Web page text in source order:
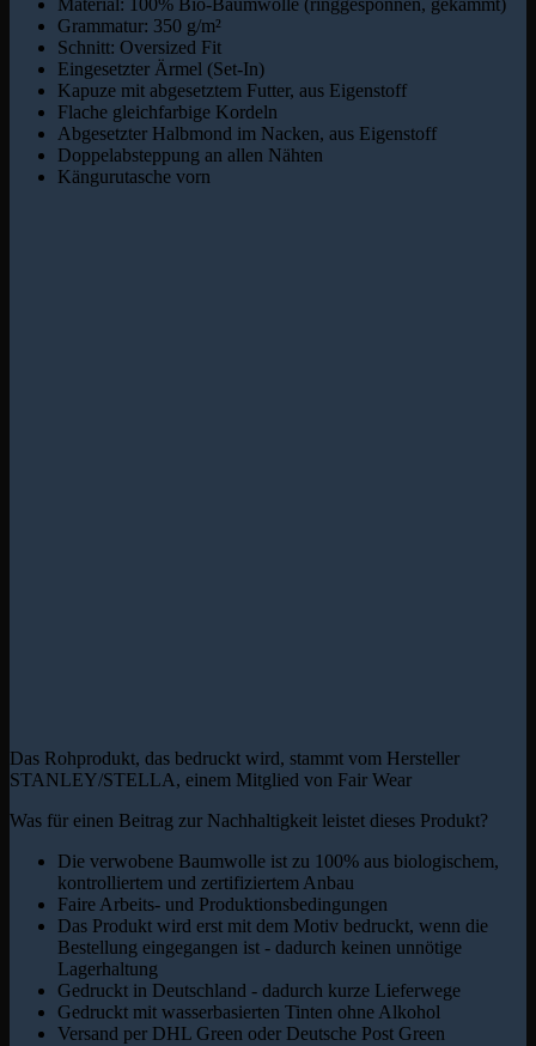
Material: 100% Bio-Baumwolle (ringgesponnen, gekämmt)
Grammatur: 350 g/m²
Schnitt: Oversized Fit
Eingesetzter Ärmel (Set-In)
Kapuze mit abgesetztem Futter, aus Eigenstoff
Flache gleichfarbige Kordeln
Abgesetzter Halbmond im Nacken, aus Eigenstoff
Doppelabsteppung an allen Nähten
Kängurutasche vorn
Das Rohprodukt, das bedruckt wird, stammt vom Hersteller
STANLEY/STELLA, einem Mitglied von Fair Wear
Was für einen Beitrag zur Nachhaltigkeit leistet dieses Produkt?
Die verwobene Baumwolle ist zu 100% aus biologischem,
kontrolliertem und zertifiziertem Anbau
Faire Arbeits- und Produktionsbedingungen
Das Produkt wird erst mit dem Motiv bedruckt, wenn die
Bestellung eingegangen ist - dadurch keinen unnötige
Lagerhaltung
Gedruckt in Deutschland - dadurch kurze Lieferwege
Gedruckt mit wasserbasierten Tinten ohne Alkohol
Versand per DHL Green oder Deutsche Post Green